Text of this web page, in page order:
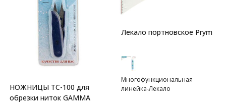
НОЖНИЦЫ TC-100 для
обрезки ниток GAMMA
Лекало портновское Prym
Многофункциональная
линейка-Лекало